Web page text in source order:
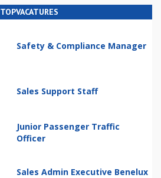
TOPVACATURES
Safety & Compliance Manager
Sales Support Staff
Junior Passenger Traffic
Officer
Sales Admin Executive Benelux